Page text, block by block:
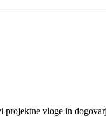
projektne vloge in